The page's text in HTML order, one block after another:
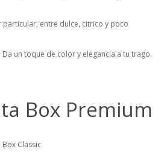
particular, entre dulce, citrico y poco
un toque de color y elegancia a tu trago.
Box Premium
Classic